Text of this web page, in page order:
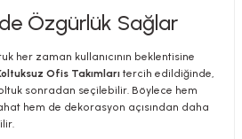
Özgürlük Sağlar
her zaman kullanıcının beklentisine
Ofis Takımları tercih edildiğinde,
sonradan seçilebilir. Böylece hem
hem de dekorasyon açısından daha